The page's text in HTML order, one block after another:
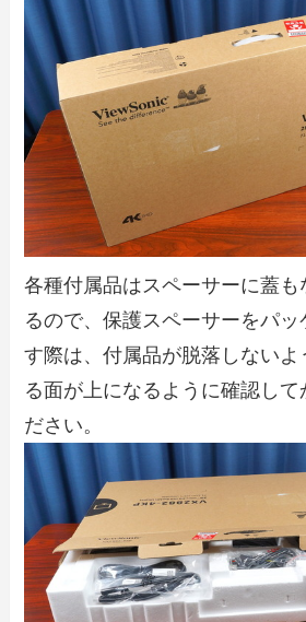
各種付属品はスペーサーに蓋
るので、保護スペーサーをパ
す際は、付属品が脱落しない
る面が上になるように確認して
ださい。